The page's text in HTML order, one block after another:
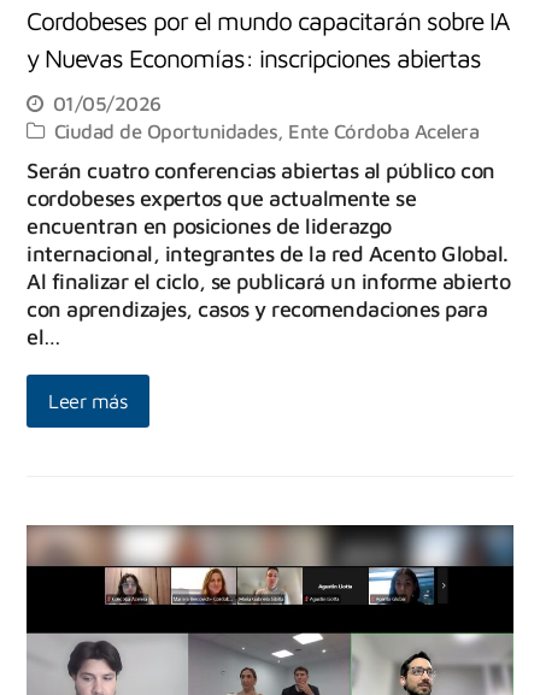
Cordobeses por el mundo capacitarán sobre IA
y Nuevas Economías: inscripciones abiertas
01/05/2026
Ciudad de Oportunidades Ente Córdoba Acelera
Serán cuatro conferencias abiertas al público con
cordobeses expertos que actualmente se
encuentran en posiciones de liderazgo
internacional, integrantes de la red Acento Global.
Al finalizar el ciclo, se publicará un informe abierto
con aprendizajes, casos y recomendaciones para
el…
Leer más